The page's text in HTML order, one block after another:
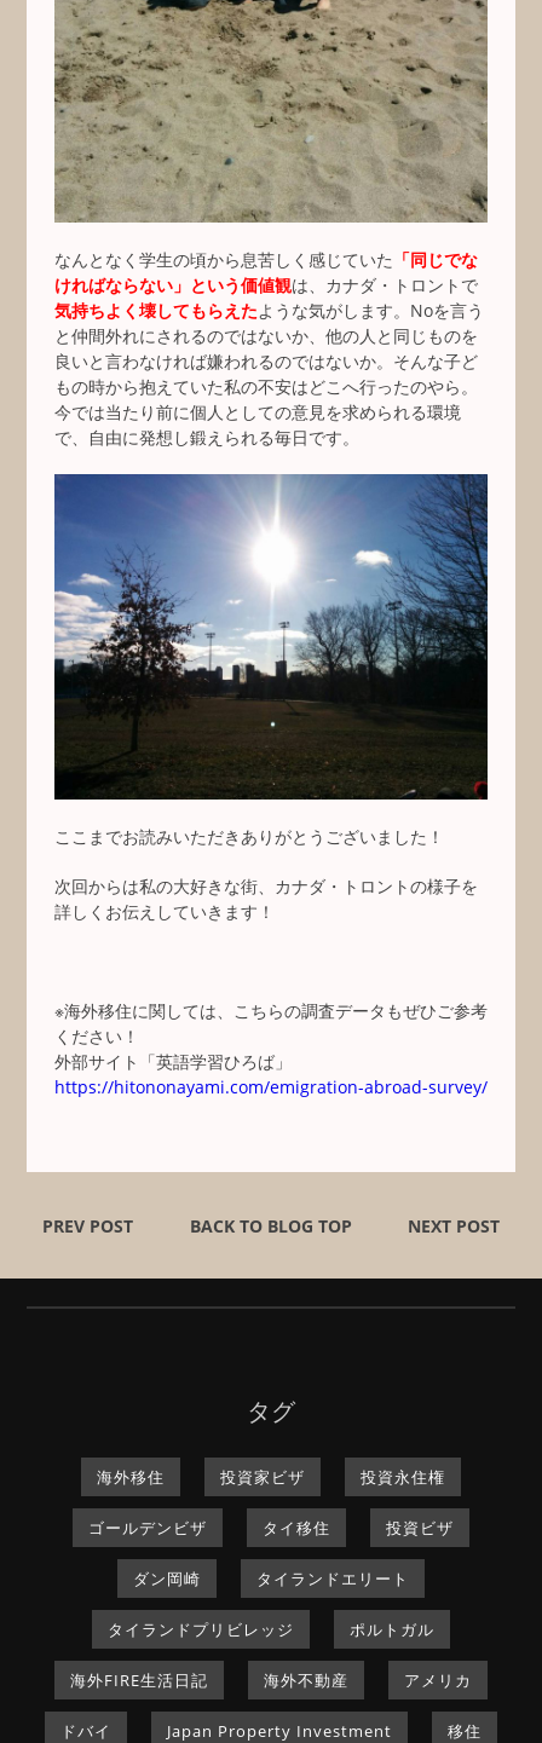
なんとなく学生の頃から息苦しく感じていた 「同じでな
ければならない」という価値観は、カナダ・トロントで
気持ちよく壊してもらえたような気がします。Noを言う
と仲間外れにされるのではないか、他の人と同じものを
良いと言わなければ嫌われるのではないか。そんな子ど
もの時から抱えていた私の不安はどこへ行ったのやら。
今では当たり前に個人としての意見を求められる環境
で、自由に発想し鍛えられる毎日です。
ここまでお読みいただきありがとうございました！
次回からは私の大好きな街、カナダ・トロントの様子を
詳しくお伝えしていきます！
※海外移住に関しては、こちらの調査データもぜひご参考
ください！
外部サイト「英語学習ひろば」
https://hitononayami.com/emigration-abroad-survey/
PREV POST BACK TO BLOG TOP NEXT POST
タグ
海外移住 投資家ビザ 投資永住権
ゴールデンビザ タイ移住 投資ビザ
ダン岡崎 タイランドエリート
タイランドプリビレッジ ポルトガル
海外FIRE生活日記 海外不動産 アメリカ
ドバイ Japan Property Investment 移住